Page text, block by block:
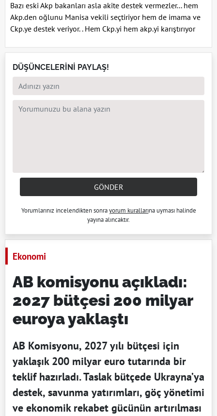
Bazı eski Akp bakanları asla akite destek vermezler... hem
Akp.den oğlunu Manisa vekili seçtiriyor hem de imama ve
Ckp.ye destek veriyor. . Hem Ckp.yi hem akp.yi karıştırıyor
DÜŞÜNCELERİNİ PAYLAŞ!
GÖNDER
Yorumlarınız incelendikten sonrayorum kurallarına uyması halinde
yayına alıncaktır.
Ekonomi
AB komisyonu açıkladı:
2027 bütçesi 200 milyar
euroya yaklaştı
AB Komisyonu, 2027 yılı bütçesi için
yaklaşık 200 milyar euro tutarında bir
teklif hazırladı. Taslak bütçede Ukrayna’ya
destek, savunma yatırımları, göç yönetimi
ve ekonomik rekabet gücünün artırılması